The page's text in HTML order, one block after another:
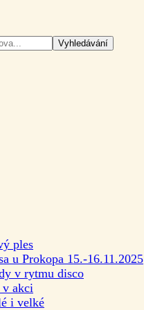
ples
u Prokopa 15.-16.11.2025
v rytmu disco
v akci
i velké